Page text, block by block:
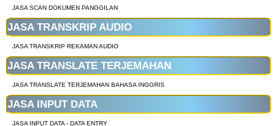
JASA SCAN DOKUMEN PANGGILAN
JASA TRANSKRIP AUDIO
JASA TRANSKRIP REKAMAN AUDIO
JASA TRANSLATE TERJEMAHAN
JASA TRANSLATE TERJEMAHAN BAHASA INGGRIS
JASA INPUT DATA
JASA INPUT DATA - DATA ENTRY